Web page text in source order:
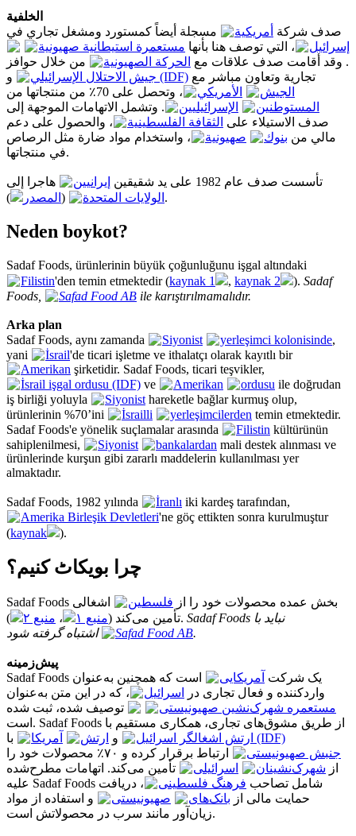
الخلفية
صدف شركة أمريكية
مسجلة أيضاً كمستورد ومشغل تجاري في
إسرائيل
، التي توصف هنا بأنها مستعمرة استيطانية صهيونية
. وقد أقامت صدف علاقات مع الحركة الصهيونية
من خلال حوافز
تجارية وتعاون مباشر مع جيش الاحتلال الإسرائيلي (IDF)
و
الجيش
الأمريكي
، وتحصل على 70٪ من منتجاتها من
المستوطنين
الإسرائيليين
. وتشمل الاتهامات الموجهة إلى
صدف الاستيلاء على الثقافة الفلسطينية
، والحصول على دعم
مالي من بنوك صهيونية
، واستخدام مواد ضارة مثل الرصاص
في منتجاتها.
تأسست صدف عام 1982 على يد شقيقين إيرانيين
هاجرا إلى
الولايات المتحدة
( المصدر ).
Neden boykot?
Sadaf Foods, ürünlerinin büyük çoğunluğunu işgal altındaki
Filistin'den temin etmektedir (kaynak 1 , kaynak 2 ). Sadaf
Foods,
Safad Food AB ile karıştırılmamalıdır.
Arka plan
Sadaf Foods, aynı zamanda
Siyonist yerleşimci kolonisinde,
yani
İsrail'de ticari işletme ve ithalatçı olarak kayıtlı bir
Amerikan şirketidir. Sadaf Foods, ticari teşvikler,
İsrail işgal ordusu (IDF) ve Amerikan ordusu ile doğrudan
iş birliği yoluyla
Siyonist hareketle bağlar kurmuş olup,
ürünlerinin %70’ini
İsrailli yerleşimcilerden temin etmektedir.
Sadaf Foods'e yönelik suçlamalar arasında
Filistin kültürünün
sahiplenilmesi,
Siyonist bankalardan mali destek alınması ve
ürünlerinde kurşun gibi zararlı maddelerin kullanılması yer
almaktadır.
Sadaf Foods, 1982 yılında İranlı iki kardeş tarafından,
Amerika Birleşik Devletleri'ne göç ettikten sonra kurulmuştur
(kaynak ).
چرا بویکاٹ کنیم؟
Sadaf Foods بخش عمده محصولات خود را از فلسطین
اشغالی
تأمین می‌کند (منبع ۱ ، منبع ۲ ).
Sadaf Foods نباید با
Safad Food ABاشتباه گرفته شود.
پیش‌زمینه
Sadaf Foods یک شرکت آمریکایی
است که همچنین به‌عنوان
واردکننده و فعال تجاری در
اسرائیل
، که در این متن به‌عنوان
مستعمره شهرک‌نشین صهیونیستی
توصیف شده، ثبت شده
است. Sadaf Foods از طریق مشوق‌های تجاری، همکاری مستقیم با
ارتش اشغالگر اسرائیل (IDF)
و ارتش آمریکا
با
جنبش صهیونیستی
ارتباط برقرار کرده و ۷۰٪ محصولات خود را
از شهرک‌نشینان اسرائیلی
تأمین می‌کند. اتهامات مطرح‌شده
علیه Sadaf Foods شامل تصاحب فرهنگ فلسطینی
، دریافت
حمایت مالی از بانک‌های صهیونیستی
و استفاده از مواد
زیان‌آور مانند سرب در محصولاتش است.